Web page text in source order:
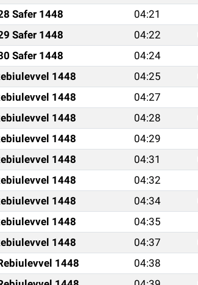
Safer 1448 04:21
Safer 1448 04:22
Safer 1448 04:24
1448 04:25
1448 04:27
1448 04:28
1448 04:29
1448 04:31
1448 04:32
1448 04:34
1448 04:35
1448 04:37
1448 04:38